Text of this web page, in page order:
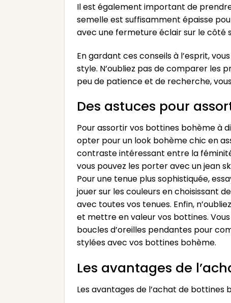
Il est également important de
semelle est suffisamment épaisse
avec une fermeture éclair sur le côté
En gardant ces conseils à l’esprit,
style. N’oubliez pas de comparer les
peu de patience et de recherche,
Des astuces pour
Pour assortir vos bottines bohème à
opter pour un look bohème chic en
contraste intéressant entre la
vous pouvez les porter avec un jean
Pour une tenue plus sophistiquée,
jouer sur les couleurs en choisissant
avec toutes vos tenues. Enfin,
et mettre en valeur vos bottines.
boucles d’oreilles pendantes pour
stylées avec vos bottines bohème.
Les avantages de
Les avantages de l’achat de bottines